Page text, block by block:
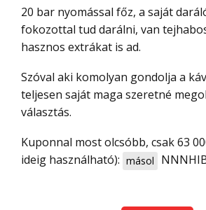
20 bar nyomással főz, a saját darálója 15 finomsági
fokozottal tud darálni, van
hasznos extrákat is ad.
Szóval aki komolyan gondolja a kávézást és
teljesen saját maga szeretné
választás.
Kuponnal most olcsóbb, csak 63 000 Ft (limitált
ideig használható): másol